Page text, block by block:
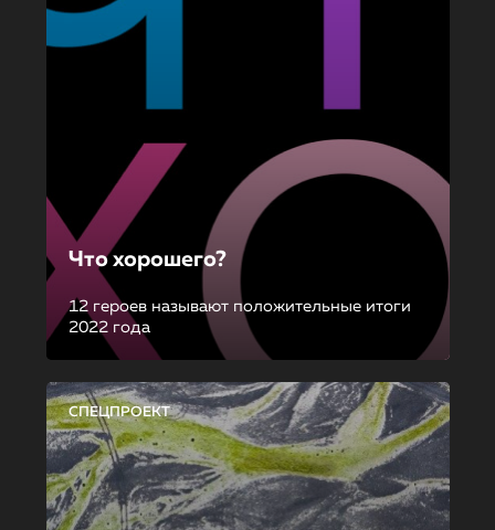
Что хорошего?
12 героев называют положительные итоги
2022 года
СПЕЦПРОЕКТ